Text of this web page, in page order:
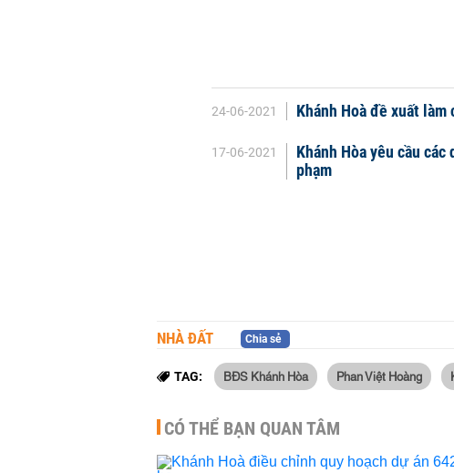
24-06-2021 Khánh Hoà đề xuất
17-06-2021
Khánh Hòa yêu cầu
phạm
NHÀ ĐẤT Chia sẻ
TAG: BĐS Khánh Hòa Phan Việt Hoàng
CÓ THỂ BẠN QUAN TÂM